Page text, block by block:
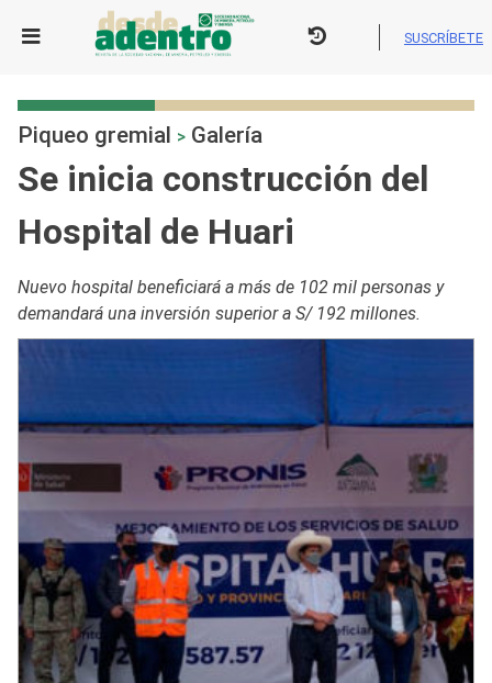
SUSCRÍBETE
Piqueo gremial > Galería
Se inicia construcción del
Hospital de Huari
Nuevo hospital beneficiará a más de 102 mil personas y
demandará una inversión superior a S/ 192 millones.